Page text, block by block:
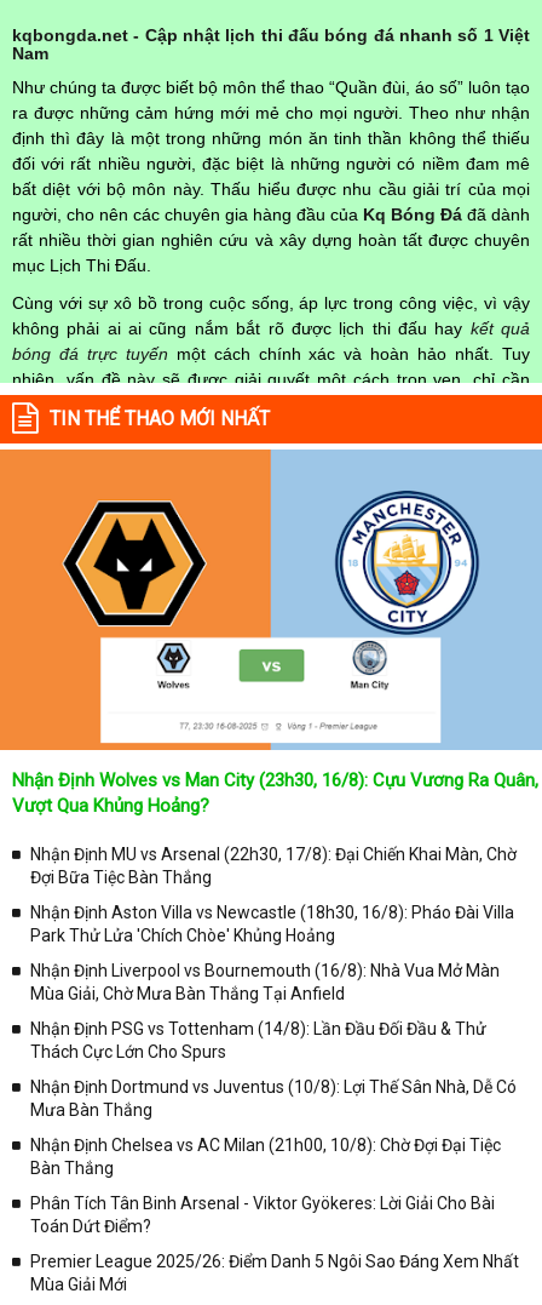
kqbongda.net - Cập nhật lịch thi đấu bóng đá nhanh số 1 Việt
Nam
Như chúng ta được biết bộ môn thể thao “Quần đùi, áo số” luôn tạo
ra được những cảm hứng mới mẻ cho mọi người. Theo như nhận
định thì đây là một trong những món ăn tinh thần không thể thiếu
đối với rất nhiều người, đặc biệt là những người có niềm đam mê
bất diệt với bộ môn này. Thấu hiểu được nhu cầu giải trí của mọi
người, cho nên các chuyên gia hàng đầu của Kq Bóng Đá đã dành
rất nhiều thời gian nghiên cứu và xây dựng hoàn tất được chuyên
mục Lịch Thi Đấu.
Cùng với sự xô bồ trong cuộc sống, áp lực trong công việc, vì vậy
không phải ai ai cũng nắm bắt rõ được lịch thi đấu hay kết quả
bóng đá trực tuyến một cách chính xác và hoàn hảo nhất. Tuy
nhiên, vấn đề này sẽ được giải quyết một cách trọn vẹn, chỉ cần
truy cập vào chuyên mục
Lịch Thi Đấu
mọi người hoàn toàn nắm rõ được chính xác về thời gian các trận
đấu bóng đá Việt Nam hay trên Thế giới diễn ra trong thời gian sắp
cả 2 đội tuyển bóng đá đang đạt được.
Không chỉ dừng lại ở đó, những người hâm mộ bóng đá có thể cập
nhật được chính xác về lịch phát sóng bóng đá được tường thuật
trực tiếp ở trên những kênh truyền hình thể thao lớn nhất hiện nay
như: VTV3, K+, SCTV, Thể thao TV,... Nếu như bạn không muốn
bỏ lỡ bất kỳ một trận đấu bóng đá nào trong từng mùa giải, hãy
thường xuyên vào chuyên mụcLịch Thi Đấutại chuyên trang
để cập nhật thông tin chính xác nhất nhé!
Lịch thi đấu được cập nhật chính xác trong toàn bộ các giải
Tại Lịch Thi Đấu của chuyên trang kqbongda.net
sẽ cập nhanh
chóng và chính xác nhất thời gian từng trận đấu bóng đá diễn ra ở
trong từng giải đấu như:
✓ Giải đấu bóng đá Ngoại hạng Anh;
✓ Giải bóng Cúp C1 Châu Âu;
✓ Giải VĐQG Tây Ban Nha;
✓ VĐQG Đức;
✓ VĐQG Pháp;
✓ Liên Đoàn Anh;
✓ U23 Châu Á;
✓ Euro 2020;
✓ VLWC KV Châu Á;
TIN THỂ THAO MỚI NHẤT
Nhận Định Wolves vs Man City (23h30, 16/8): Cựu Vương Ra Quân,
Vượt Qua Khủng Hoảng?
Nhận Định MU vs Arsenal (22h30, 17/8): Đại Chiến Khai Màn, Chờ
Đợi Bữa Tiệc Bàn Thắng
Nhận Định Aston Villa vs Newcastle (18h30, 16/8): Pháo Đài Villa
Park Thử Lửa 'Chích Chòe' Khủng Hoảng
Nhận Định Liverpool vs Bournemouth (16/8): Nhà Vua Mở Màn
Mùa Giải, Chờ Mưa Bàn Thắng Tại Anfield
Nhận Định PSG vs Tottenham (14/8): Lần Đầu Đối Đầu & Thử
Thách Cực Lớn Cho Spurs
Nhận Định Dortmund vs Juventus (10/8): Lợi Thế Sân Nhà, Dễ Có
Mưa Bàn Thắng
Nhận Định Chelsea vs AC Milan (21h00, 10/8): Chờ Đợi Đại Tiệc
Bàn Thắng
Phân Tích Tân Binh Arsenal - Viktor Gyökeres: Lời Giải Cho Bài
Toán Dứt Điểm?
Premier League 2025/26: Điểm Danh 5 Ngôi Sao Đáng Xem Nhất
Mùa Giải Mới